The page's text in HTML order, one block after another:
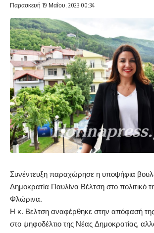
Παρασκευή 19 Μαΐου, 2023 00:34
Συνέντευξη παραχώρησε η υποψήφια
Δημοκρατία Παυλίνα Βέλτση στο πολιτικό
Φλώρινα.
Η κ. Βελτση αναφέρθηκε στην απόφασή
στο ψηφοδέλτιο της Νέας Δημοκρατίας,